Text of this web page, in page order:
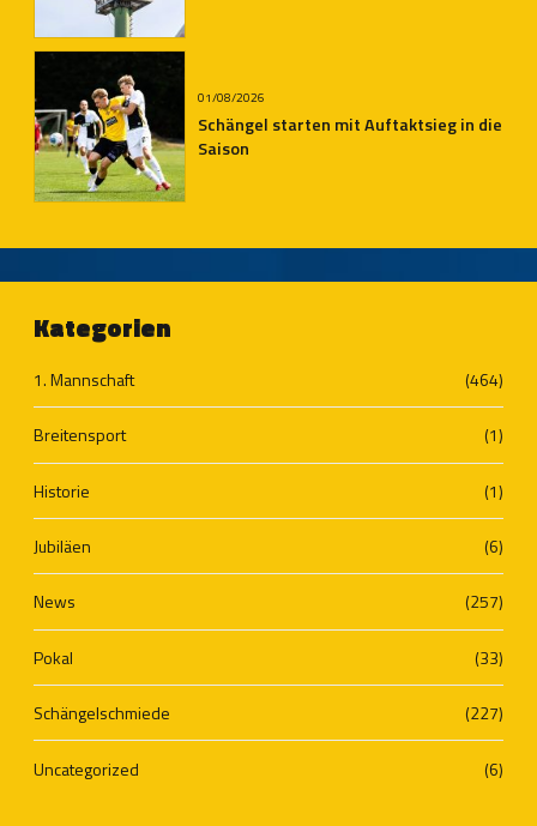
01/08/2026
Schängel starten mit Auftaktsieg in die
Saison
Kategorien
1. Mannschaft (464)
Breitensport (1)
Historie (1)
Jubiläen (6)
News (257)
Pokal (33)
Schängelschmiede (227)
Uncategorized (6)